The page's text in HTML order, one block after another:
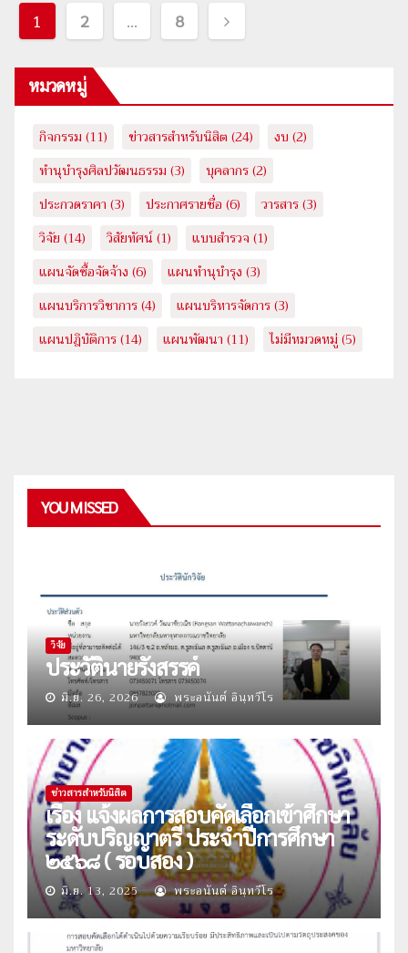
เมนู
นำทาง
เรื่อง
1 2 … 8
หมวดหมู่
กิจกรรม (11) ข่าวสารสำหรับนิสิต (24) งบ (2)
ทำนุบำรุงศิลปวัฒนธรรม (3) บุคลากร(2)
ประกวดราคา (3) ประกาศรายชื่อ (6) วารสาร(3)
วิจัย (14) วิสัยทัศน์(1) แบบสำรวจ (1)
แผนจัดซื้อจัดจ้าง (6) แผนทำนุบำรุง (3)
แผนบริการวิชาการ(4) แผนบริหารจัดการ(3)
แผนปฎิบัติการ(14) แผนพัฒนา (11) ไม่มีหมวดหมู่(5)
YOU MISSED
วิจัย
ประวัตินายรังสรรค์
มิ.ย. 26, 2026 พระอนันต์ อินฺทวีโร
ข่าวสารสำหรับนิสิต
เรื่อง แจ้งผลการสอบคัดเลือกเข้าศึกษา
ระดับปริญญาตรี ประจำปีการศึกษา
๒๕๖๘ ( รอบสอง )
มิ.ย. 13, 2025 พระอนันต์ อินฺทวีโร